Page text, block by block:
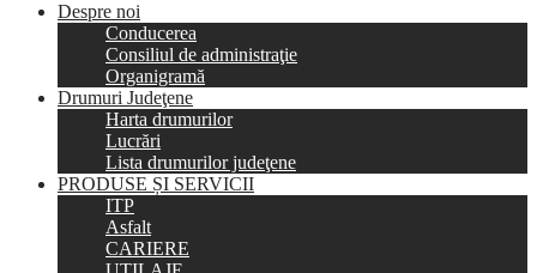
Despre noi
Conducerea
Consiliul de administraţie
Organigramă
Drumuri Judeţene
Harta drumurilor
Lucrări
Lista drumurilor judeţene
PRODUSE ȘI SERVICII
ITP
Asfalt
CARIERE